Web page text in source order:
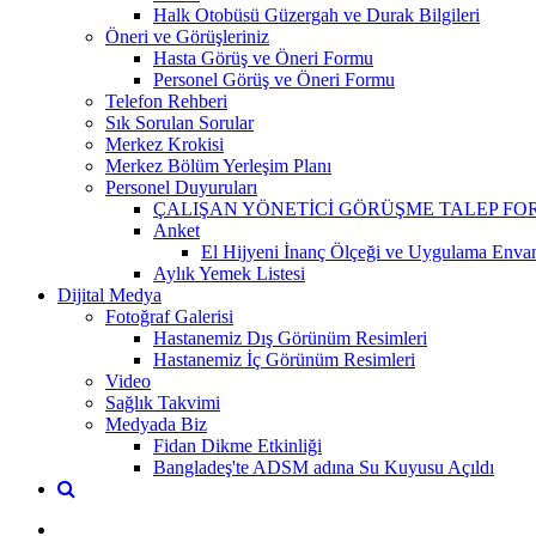
Halk Otobüsü Güzergah ve Durak Bilgileri
Öneri ve Görüşleriniz
Hasta Görüş ve Öneri Formu
Personel Görüş ve Öneri Formu
Telefon Rehberi
Sık Sorulan Sorular
Merkez Krokisi
Merkez Bölüm Yerleşim Planı
Personel Duyuruları
ÇALIŞAN YÖNETİCİ GÖRÜŞME TALEP
Anket
El Hijyeni İnanç Ölçeği ve Uygulama
Aylık Yemek Listesi
Dijital Medya
Fotoğraf Galerisi
Hastanemiz Dış Görünüm Resimleri
Hastanemiz İç Görünüm Resimleri
Video
Sağlık Takvimi
Medyada Biz
Fidan Dikme Etkinliği
Bangladeş'te ADSM adına Su Kuyusu Açıldı